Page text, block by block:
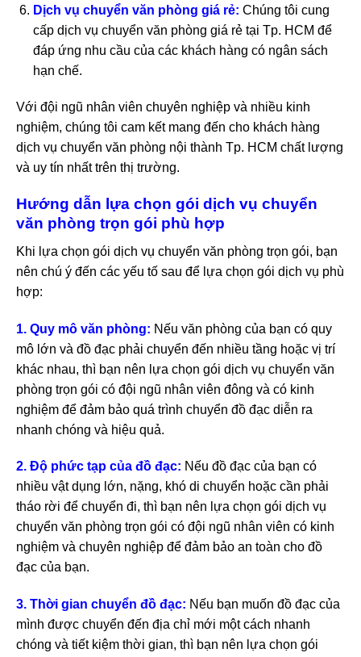
Dịch vụ chuyển văn phòng giá rẻ: Chúng tôi cung
cấp dịch vụ chuyển văn phòng giá rẻ tại Tp. HCM để
đáp ứng nhu cầu của các khách hàng có ngân sách
hạn chế.
Với đội ngũ nhân viên chuyên nghiệp và nhiều kinh
nghiệm, chúng tôi cam kết mang đến cho khách hàng
dịch vụ chuyển văn phòng nội thành Tp. HCM chất lượng
và uy tín nhất trên thị trường.
Hướng dẫn lựa chọn gói dịch vụ chuyển
văn phòng trọn gói phù hợp
Khi lựa chọn gói dịch vụ chuyển văn phòng trọn gói, bạn
nên chú ý đến các yếu tố sau để lựa chọn gói dịch vụ phù
hợp:
1. Quy mô văn phòng: Nếu văn phòng của bạn có quy
mô lớn và đồ đạc phải chuyển đến nhiều tầng hoặc vị trí
khác nhau, thì bạn nên lựa chọn gói dịch vụ chuyển văn
phòng trọn gói có đội ngũ nhân viên đông và có kinh
nghiệm để đảm bảo quá trình chuyển đồ đạc diễn ra
nhanh chóng và hiệu quả.
2. Độ phức tạp của đồ đạc: Nếu đồ đạc của bạn có
nhiều vật dụng lớn, nặng, khó di chuyển hoặc cần phải
tháo rời để chuyển đi, thì bạn nên lựa chọn gói dịch vụ
chuyển văn phòng trọn gói có đội ngũ nhân viên có kinh
nghiệm và chuyên nghiệp để đảm bảo an toàn cho đồ
đạc của bạn.
3. Thời gian chuyển đồ đạc: Nếu bạn muốn đồ đạc của
mình được chuyển đến địa chỉ mới một cách nhanh
chóng và tiết kiệm thời gian, thì bạn nên lựa chọn gói